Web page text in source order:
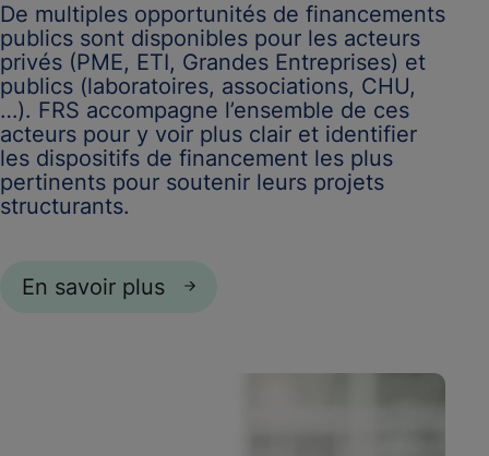
De multiples opportunités de financements
publics sont disponibles pour les acteurs
privés (PME, ETI, Grandes Entreprises) et
publics (laboratoires, associations, CHU,
…). FRS accompagne l’ensemble de ces
acteurs pour y voir plus clair et identifier
les dispositifs de financement les plus
pertinents pour soutenir leurs projets
structurants.
En savoir plus